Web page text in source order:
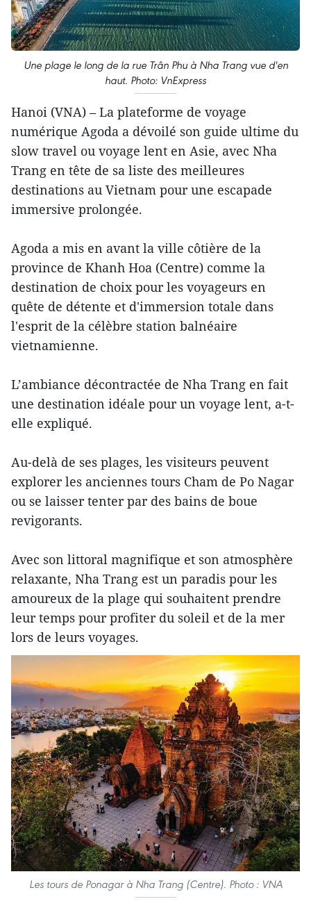
Une plage le long de la rue Trân Phu à Nha Trang vue d'en
haut. Photo: VnExpress
Hanoi (VNA) – La plateforme de voyage
numérique Agoda a dévoilé son guide ultime du
slow travel ou voyage lent en Asie, avec Nha
Trang en tête de sa liste des meilleures
destinations au Vietnam pour une escapade
immersive prolongée.
Agoda a mis en avant la ville côtière de la
province de Khanh Hoa (Centre) comme la
destination de choix pour les voyageurs en
quête de détente et d'immersion totale dans
l'esprit de la célèbre station balnéaire
vietnamienne.
L’ambiance décontractée de Nha Trang en fait
une destination idéale pour un voyage lent, a-t-
elle expliqué.
Au-delà de ses plages, les visiteurs peuvent
explorer les anciennes tours Cham de Po Nagar
ou se laisser tenter par des bains de boue
revigorants.
Avec son littoral magnifique et son atmosphère
relaxante, Nha Trang est un paradis pour les
amoureux de la plage qui souhaitent prendre
leur temps pour profiter du soleil et de la mer
lors de leurs voyages.
Les tours de Ponagar à Nha Trang (Centre). Photo : VNA